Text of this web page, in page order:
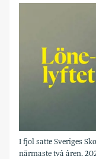
I fjol satte Sveriges
närmaste två åren.